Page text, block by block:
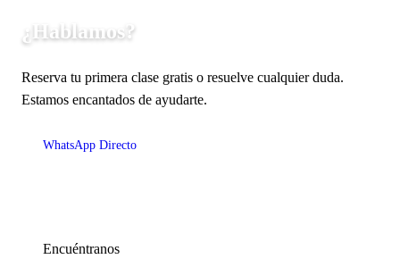
¿Hablamos?
Reserva tu primera clase gratis o resuelve cualquier duda.
Estamos encantados de ayudarte.
WhatsApp Directo
Encuéntranos